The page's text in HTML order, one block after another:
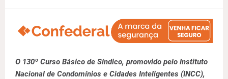
O 130º Curso Básico de Síndico, promovido pelo Instituto
Nacional de Condomínios e Cidades Inteligentes (INCC),